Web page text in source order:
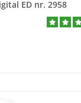
ED nr. 2958